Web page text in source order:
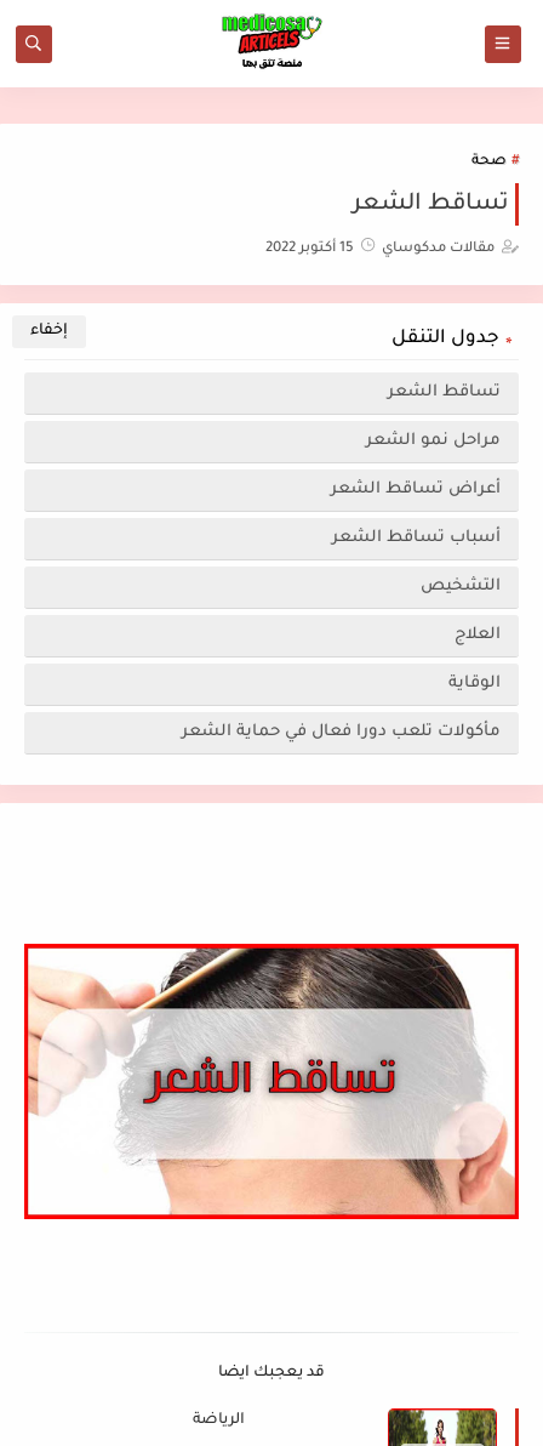
صحة
تساقط الشعر
مقالات مدكوساي 15 أكتوبر 2022
جدول التنقل
تساقط الشعر
مراحل نمو الشعر
أعراض تساقط الشعر
أسباب تساقط الشعر
التشخيص
العلاج
الوقاية
مأكولات تلعب دورا فعال في حماية الشعر
قد يعجبك ايضا
الرياضة